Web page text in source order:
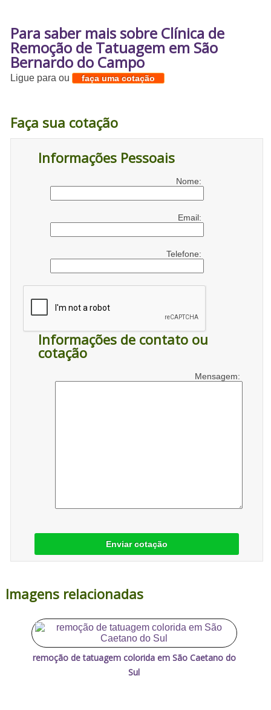
Para saber mais sobre Clínica de
Remoção de Tatuagem em São
Bernardo do Campo
Ligue paraou faça uma cotação
Faça sua cotação
Informações Pessoais
Nome:
Email:
Telefone:
Informações de contato ou
cotação
Mensagem:
Enviar cotação
Imagens relacionadas
remoção de tatuagem colorida em São Caetano do
Sul